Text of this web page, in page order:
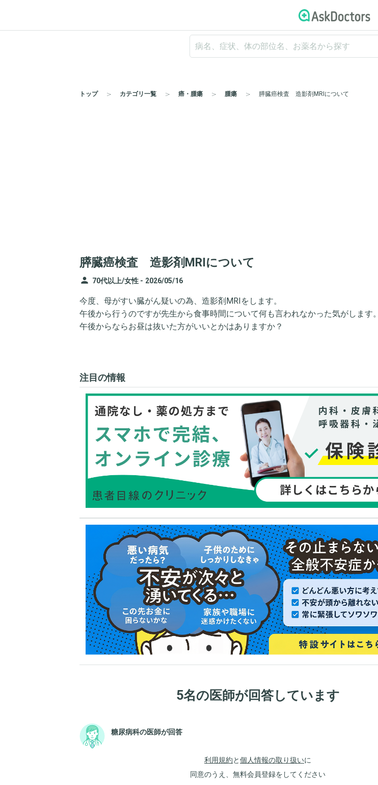
トップ カテゴリ一覧 癌・腫瘍 腫瘍 膵臓癌検査 造影剤MRIについて
膵臓癌検査 造影剤MRIについて
person 70代以上/女性 - 2026/05/16
今度、母がすい臓がん疑いの為、造影剤MRIをします。
午後から行うのですが先生から食事時間について何も言われなかった気がします。
午後からならお昼は抜いた方がいいとかはありますか？
注目の情報
5名の医師が回答しています
糖尿病科の医師が回答
利用規約と個人情報の取り扱いに
同意のうえ、無料会員登録をしてください